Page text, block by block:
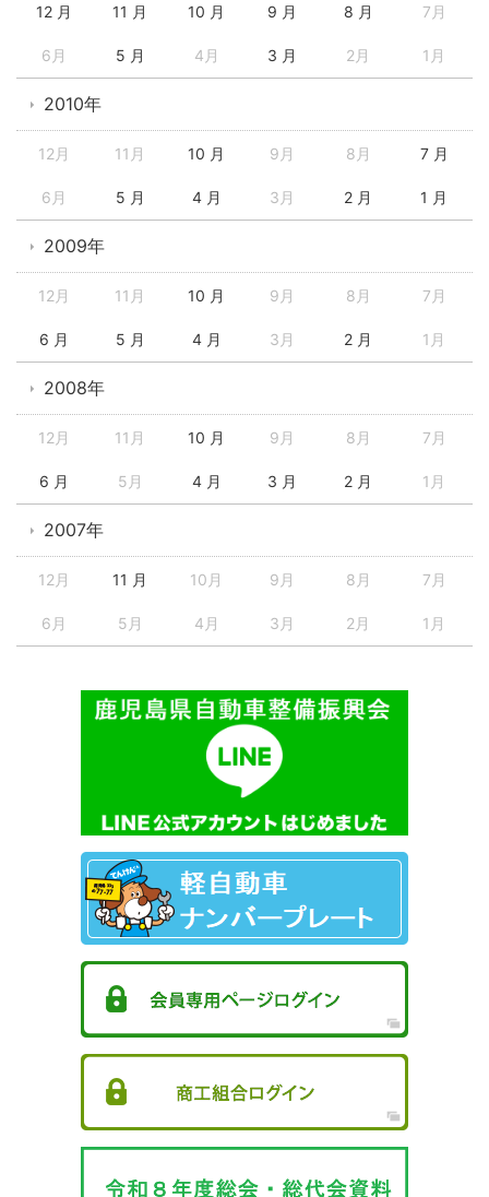
12 月 11 月 10 月 9 月 8 月 7月
6月 5 月 4月 3 月 2月 1月
2010年
12月 11月 10 月 9月 8月 7 月
6月 5 月 4 月 3月 2 月 1 月
2009年
12月 11月 10 月 9月 8月 7月
6 月 5 月 4 月 3月 2 月 1月
2008年
12月 11月 10 月 9月 8月 7月
6 月 5月 4 月 3 月 2 月 1月
2007年
12月 11 月 10月 9月 8月 7月
6月 5月 4月 3月 2月 1月